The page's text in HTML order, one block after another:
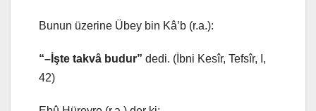
Bunun üzerine Übey bin Kâ’b (r.a.):
“–İşte takvâ budur” dedi. (İbni Kesîr, Tefsîr, I,
42)